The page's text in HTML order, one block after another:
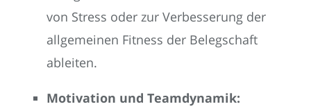
von Stress oder zur Verbesserung der
allgemeinen Fitness der Belegschaft
ableiten.
Motivation und Teamdynamik: